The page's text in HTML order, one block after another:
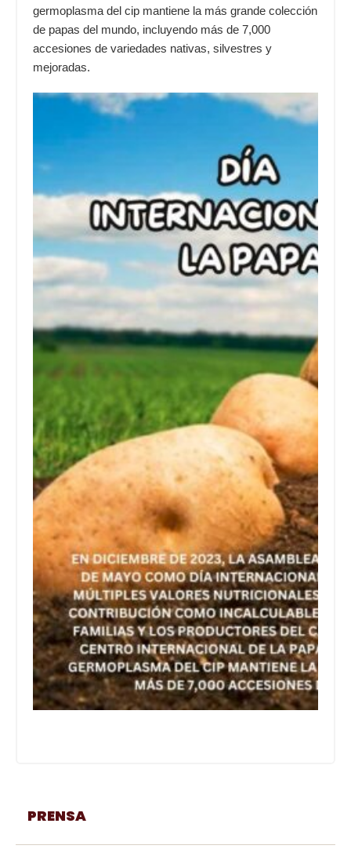
germoplasma del cip mantiene la más grande colección
de papas del mundo, incluyendo más de 7,000
accesiones de variedades nativas, silvestres y
mejoradas.
PRENSA